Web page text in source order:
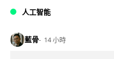
人工智能
藍骨 14 小時